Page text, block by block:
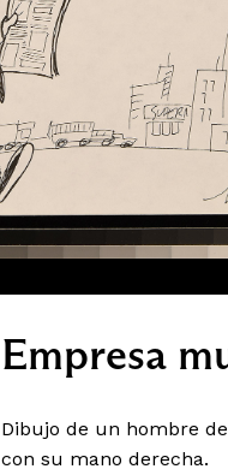
Empresa
Dibujo de un hombre
con su mano derecha.